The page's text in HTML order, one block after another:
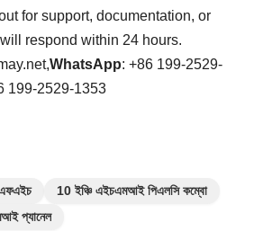
for support, documentation, or
respond within 24 hours.
,WhatsApp: +86 199-2529-
199-2529-1353
10 ইঞ্চি এইচএমআই পিএলসি কম্বো
প্যানেল